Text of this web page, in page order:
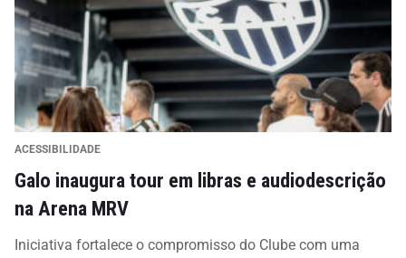
ACESSIBILIDADE
Galo inaugura tour em libras e audiodescrição
na Arena MRV
Iniciativa fortalece o compromisso do Clube com uma